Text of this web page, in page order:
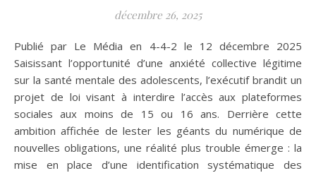
décembre 26, 2025
Publié par Le Média en 4-4-2 le 12 décembre 2025
Saisissant l’opportunité d’une anxiété collective légitime
sur la santé mentale des adolescents, l’exécutif brandit un
projet de loi visant à interdire l’accès aux plateformes
sociales aux moins de 15 ou 16 ans. Derrière cette
ambition affichée de lester les géants du numérique de
nouvelles obligations, une réalité plus trouble émerge : la
mise en place d’une identification systématique des